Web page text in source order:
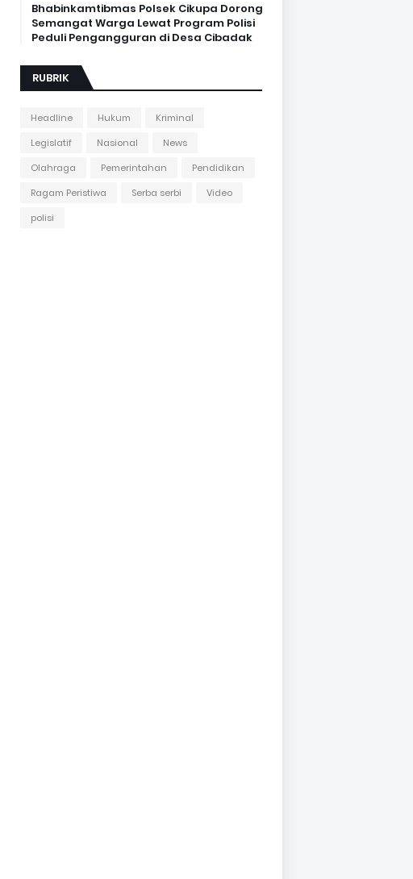
Bhabinkamtibmas Polsek Cikupa Dorong
Semangat Warga Lewat Program Polisi
Peduli Pengangguran di Desa Cibadak
RUBRIK
Headline Hukum
Kriminal
Legislatif
Nasional
News
Olahraga
Pemerintahan
Pendidikan
Ragam Peristiwa
Serba serbi
Video
polisi